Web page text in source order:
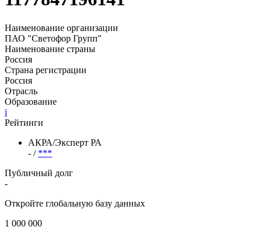
Наименование организации
ПАО "Светофор Групп"
Наименование страны
Россия
Страна регистрации
Россия
Отрасль
Образование
i
Рейтинги
АКРА/Эксперт РА
- / ***
Публичный долг
-
Откройте глобальную базу данных
1 000 000